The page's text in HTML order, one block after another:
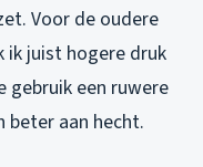
Voor de oudere
ik juist hogere druk
gebruik een ruwere
beter aan hecht.